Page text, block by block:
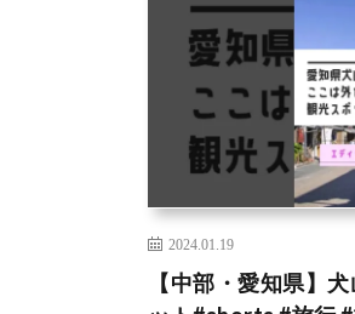
2024.01.19
【中部・愛知県】